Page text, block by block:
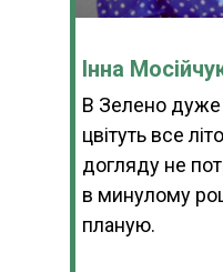
Інна
В Зелено дуже
цвітуть все
догляду не
в минулому
планую.